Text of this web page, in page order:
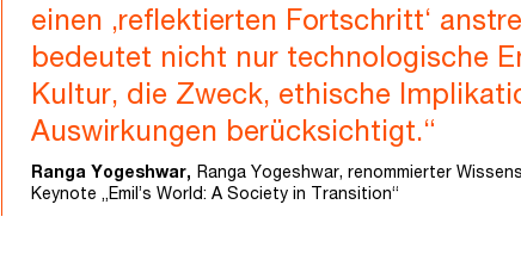
einen ‚reflektierten Fortschritt‘
bedeutet nicht nur technologische
Kultur, die Zweck, ethische
Auswirkungen berücksichtigt.“
Ranga Yogeshwar, Ranga Yogeshwar, renommierter
Keynote „Emil’s World: A Society in Transition“